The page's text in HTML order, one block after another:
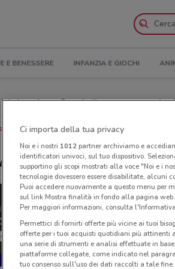
E BENESSERE INFANZIA E GIOCHI
Orari di apertura e
a Vertemate con Minoprio
Ci importa della tua privacy
Noi e i nostri 1012partner archiviamo e
identificatori univoci, sul tuo dispositivo.
supportino gli scopi mostrati alla voce "Noi e i
tecnologie dovessero essere disabilitate, alcuni
Puoi accedere nuovamente a questo menu per
sul link Mostra finalità in fondo alla pagina
Per maggiori informazioni, consulta
Permettici di fornirti offerte più vicine ai tuoi
offerte per i tuoi acquisti quotidiani più attinenti
una serie di strumenti e analisi effettuate in
piattaforme collegate, come indicato nel
tuo consenso sull'uso dei dati raccolti a tale